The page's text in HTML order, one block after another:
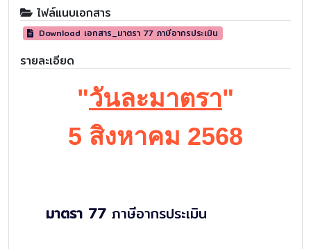
ไฟล์แนบเอกสาร
Download เอกสาร_มาตรา 77 ภาษีอากรประเมิน
รายละเอียด
"วันละมาตรา"
5 สิงหาคม 2568
มาตรา 77 ภาษีอากรประเมิน